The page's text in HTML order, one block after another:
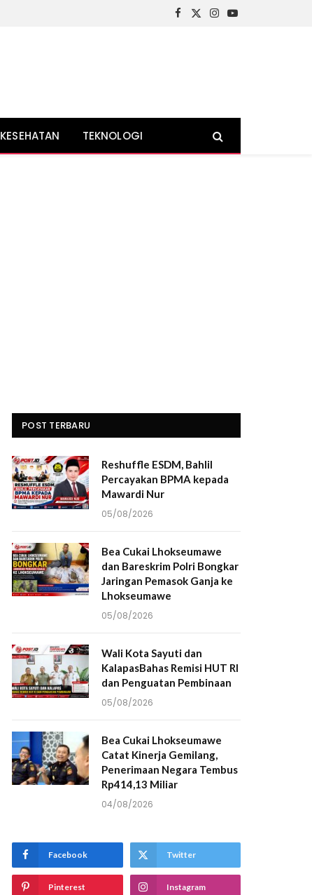
Facebook
X
Instagram
YouTube
KESEHATAN TEKNOLOGI
POST TERBARU
Reshuffle ESDM, Bahlil
Percayakan BPMA kepada
Mawardi Nur
05/08/2026
Bea Cukai Lhokseumawe
dan Bareskrim Polri Bongkar
Jaringan Pemasok Ganja ke
Lhokseumawe
05/08/2026
Wali Kota Sayuti dan
KalapasBahas Remisi HUT RI
dan Penguatan Pembinaan
05/08/2026
Bea Cukai Lhokseumawe
Catat Kinerja Gemilang,
Penerimaan Negara Tembus
Rp414,13 Miliar
04/08/2026
Facebook Twitter
Pinterest Instagram